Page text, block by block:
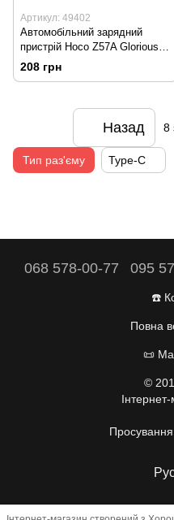
Артикул: 49402
Автомобільний зарядний
пристрій Hoco Z57A Glorious
PD30W+QC3.0 Metal Grey
208 грн
Назад 8
Тип раз'єму Type-C
068 578-00-77 095
☎️
Повна
📜
©